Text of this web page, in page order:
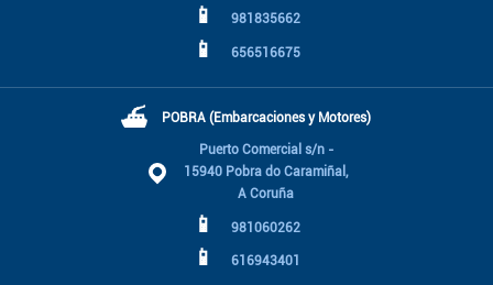
📱 981835662
📱 656516675
⛴ POBRA (Embarcaciones y Motores)
Puerto Comercial s/n -
15940 Pobra do Caramiñal,
A Coruña
📱 981060262
📱 616943401